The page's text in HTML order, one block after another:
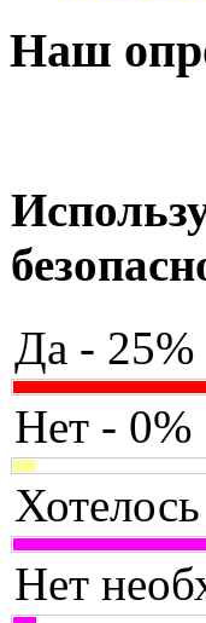
Наш
Да - 25%
Нет - 0%
Нет